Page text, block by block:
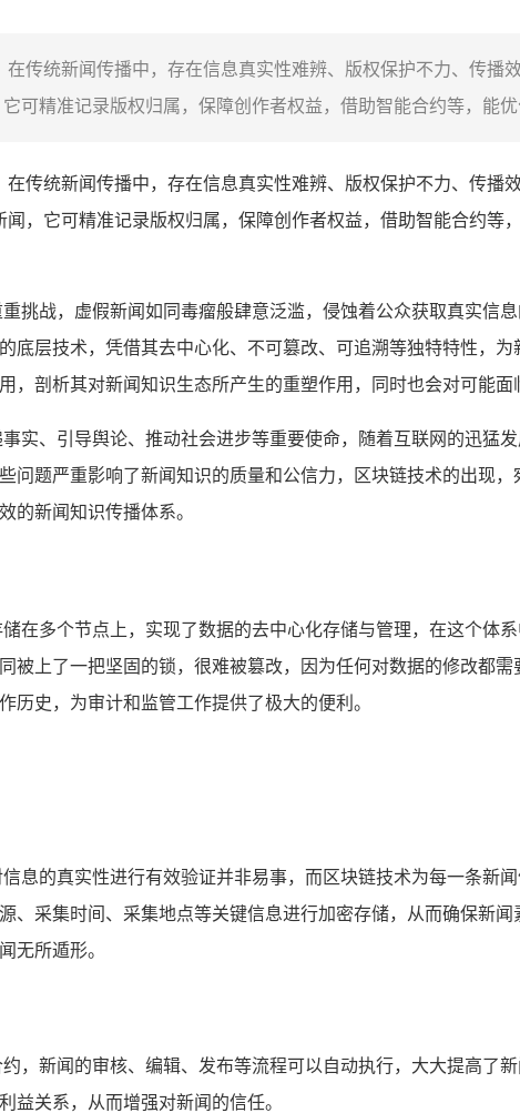
传统新闻传播中，存在信息真实性难辨、版权保护不力、传播
可精准记录版权归属，保障创作者权益，借助智能合约等，能
传统新闻传播中，存在信息真实性难辨、版权保护不力、传播
闻，它可精准记录版权归属，保障创作者权益，借助智能合约等
挑战，虚假新闻如同毒瘤般肆意泛滥，侵蚀着公众获取真实信
底层技术，凭借其去中心化、不可篡改、可追溯等独特特性，
剖析其对新闻知识生态所产生的重塑作用，同时也会对可能面
实、引导舆论、推动社会进步等重要使命，随着互联网的迅猛
问题严重影响了新闻知识的质量和公信力，区块链技术的出现
的新闻知识传播体系。
在多个节点上，实现了数据的去中心化存储与管理，在这个体
上了一把坚固的锁，很难被篡改，因为任何对数据的修改都
史，为审计和监管工作提供了极大的便利。
息的真实性进行有效验证并非易事，而区块链技术为每一条新
、采集时间、采集地点等关键信息进行加密存储，从而确保新
无所遁形。
，新闻的审核、编辑、发布等流程可以自动执行，大大提高了
益关系，从而增强对新闻的信任。